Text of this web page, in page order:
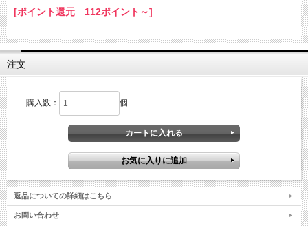
[ポイント還元 112ポイント～]
注文
購入数： 個
返品についての詳細はこちら
お問い合わせ